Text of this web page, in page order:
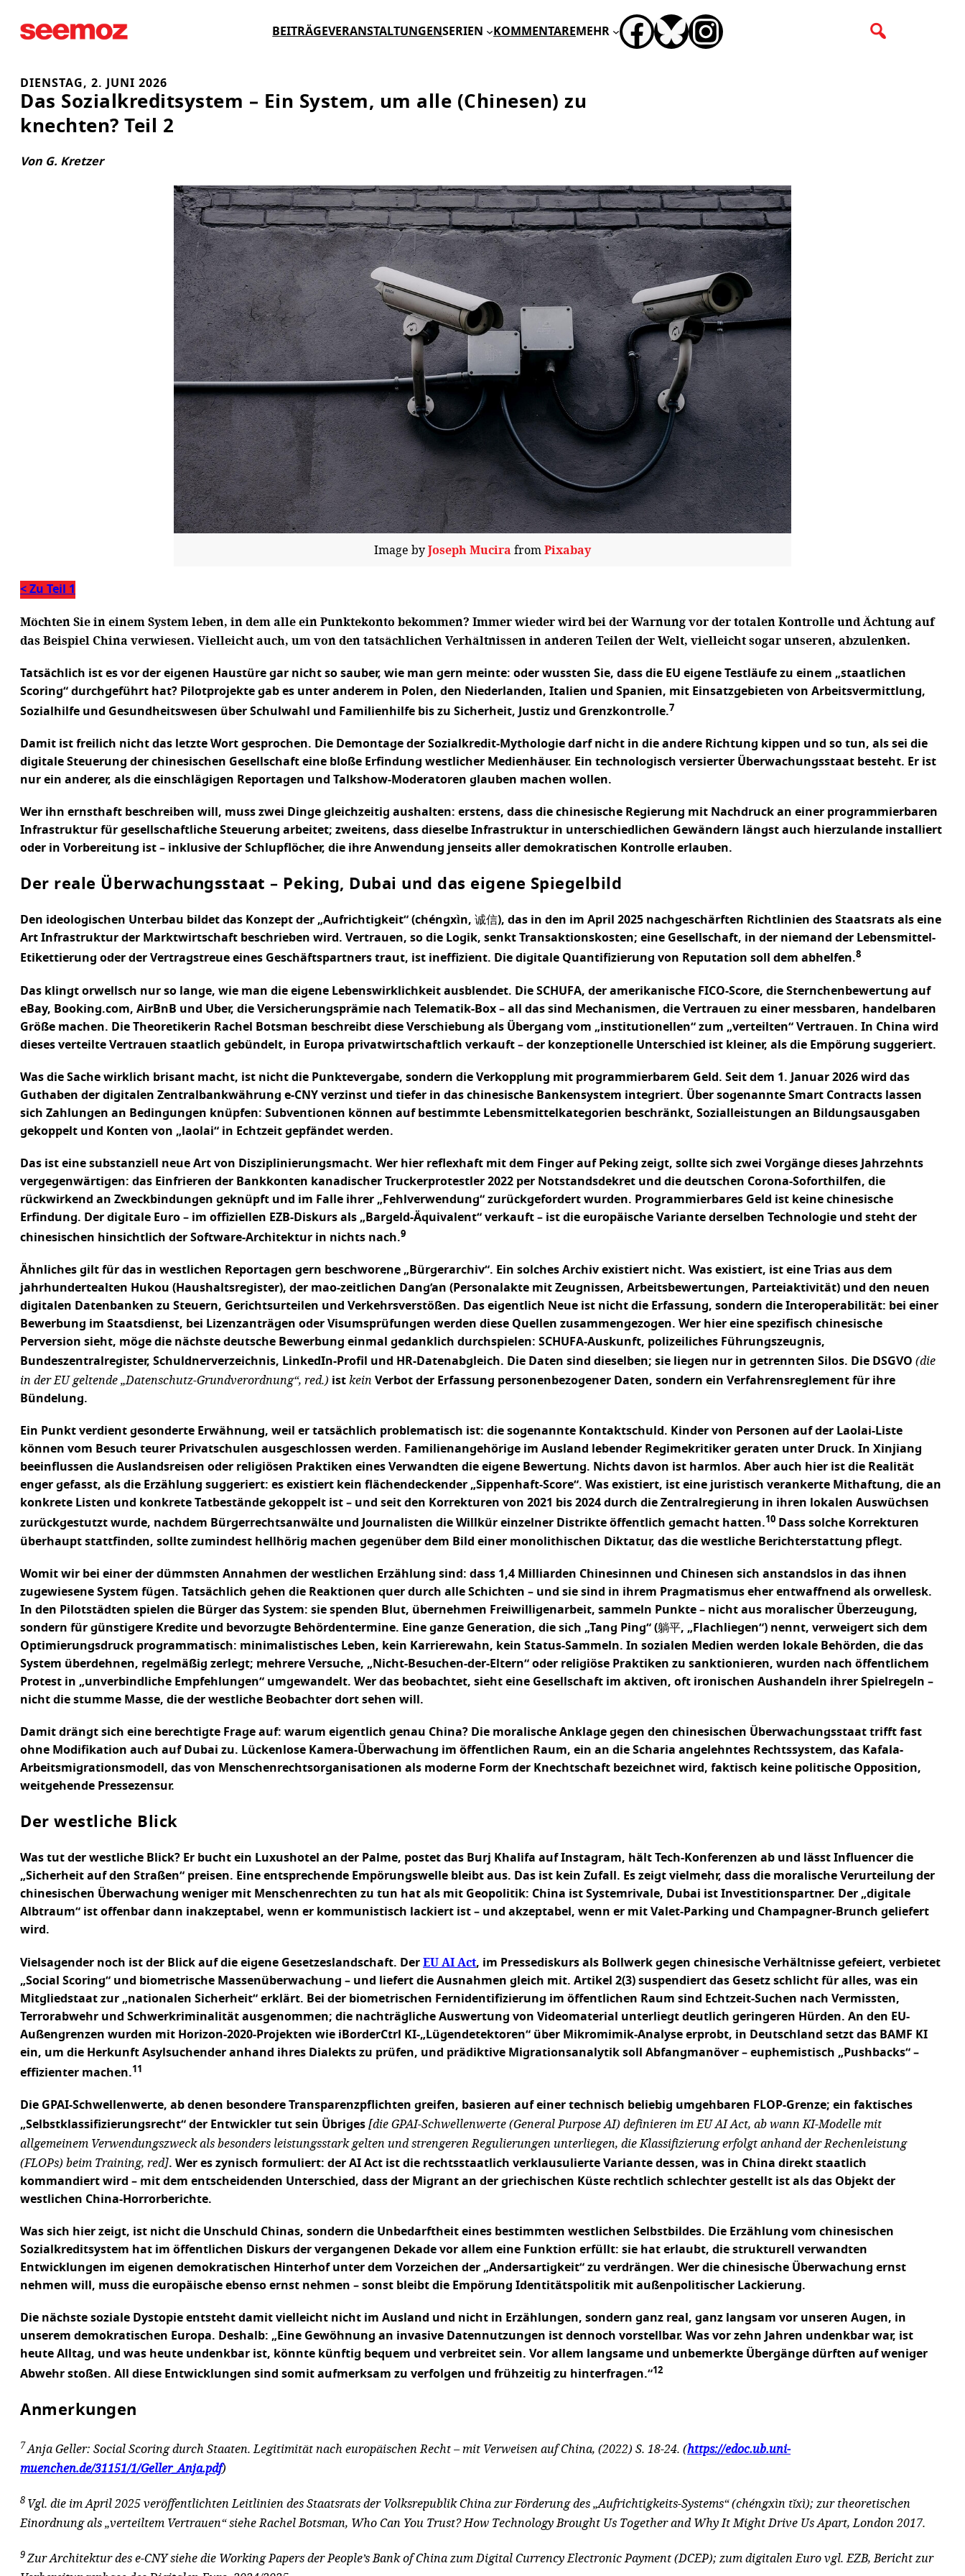
Inhalt
BEITRÄGEVERANSTALTUNGENSERIEN KOMMENTARE MEHR FACEBOOK
BLUESKYINSTAGRAM
DIENSTAG, 2. JUNI 2026
Das Sozialkreditsystem – Ein System, um alle (Chinesen) zu
knechten? Teil 2
Von G. Kretzer
Image byJoseph Mucira from Pixabay
< Zu Teil 1
Möchten Sie in einem System leben, in dem alle ein Punktekonto bekommen? Immer wieder wird bei der Warnung vor der totalen Kontrolle und Ächtung auf
das Beispiel China verwiesen. Vielleicht auch, um von den tatsächlichen Verhältnissen in anderen Teilen der Welt, vielleicht sogar unseren, abzulenken.
Tatsächlich ist es vor der eigenen Haustüre gar nicht so sauber, wie man gern meinte: oder wussten Sie, dass die EU eigene Testläufe zu einem „staatlichen
Scoring“ durchgeführt hat? Pilotprojekte gab es unter anderem in Polen, den Niederlanden, Italien und Spanien, mit Einsatzgebieten von Arbeitsvermittlung,
Sozialhilfe und Gesundheitswesen über Schulwahl und Familienhilfe bis zu Sicherheit, Justiz und Grenzkontrolle.7
Damit ist freilich nicht das letzte Wort gesprochen. Die Demontage der Sozialkredit-Mythologie darf nicht in die andere Richtung kippen und so tun, als sei die
digitale Steuerung der chinesischen Gesellschaft eine bloße Erfindung westlicher Medienhäuser. Ein technologisch versierter Überwachungsstaat besteht. Er ist
nur ein anderer, als die einschlägigen Reportagen und Talkshow-Moderatoren glauben machen wollen.
Wer ihn ernsthaft beschreiben will, muss zwei Dinge gleichzeitig aushalten: erstens, dass die chinesische Regierung mit Nachdruck an einer programmierbaren
Infrastruktur für gesellschaftliche Steuerung arbeitet; zweitens, dass dieselbe Infrastruktur in unterschiedlichen Gewändern längst auch hierzulande installiert
oder in Vorbereitung ist – inklusive der Schlupflöcher, die ihre Anwendung jenseits aller demokratischen Kontrolle erlauben.
Der reale Überwachungsstaat – Peking, Dubai und das eigene Spiegelbild
Den ideologischen Unterbau bildet das Konzept der „Aufrichtigkeit“ (chéngxìn, 诚信), das in den im April 2025 nachgeschärften Richtlinien des Staatsrats als eine
Art Infrastruktur der Marktwirtschaft beschrieben wird. Vertrauen, so die Logik, senkt Transaktionskosten; eine Gesellschaft, in der niemand der Lebensmittel-
Etikettierung oder der Vertragstreue eines Geschäftspartners traut, ist ineffizient. Die digitale Quantifizierung von Reputation soll dem abhelfen.8
Das klingt orwellsch nur so lange, wie man die eigene Lebenswirklichkeit ausblendet. Die SCHUFA, der amerikanische FICO-Score, die Sternchenbewertung auf
eBay, Booking.com, AirBnB und Uber, die Versicherungsprämie nach Telematik-Box – all das sind Mechanismen, die Vertrauen zu einer messbaren, handelbaren
Größe machen. Die Theoretikerin Rachel Botsman beschreibt diese Verschiebung als Übergang vom „institutionellen“ zum „verteilten“ Vertrauen. In China wird
dieses verteilte Vertrauen staatlich gebündelt, in Europa privatwirtschaftlich verkauft – der konzeptionelle Unterschied ist kleiner, als die Empörung suggeriert.
Was die Sache wirklich brisant macht, ist nicht die Punktevergabe, sondern die Verkopplung mit programmierbarem Geld. Seit dem 1. Januar 2026 wird das
Guthaben der digitalen Zentralbankwährung e-CNY verzinst und tiefer in das chinesische Bankensystem integriert. Über sogenannte Smart Contracts lassen
sich Zahlungen an Bedingungen knüpfen: Subventionen können auf bestimmte Lebensmittelkategorien beschränkt, Sozialleistungen an Bildungsausgaben
gekoppelt und Konten von „laolai“ in Echtzeit gepfändet werden.
Das ist eine substanziell neue Art von Disziplinierungsmacht. Wer hier reflexhaft mit dem Finger auf Peking zeigt, sollte sich zwei Vorgänge dieses Jahrzehnts
vergegenwärtigen: das Einfrieren der Bankkonten kanadischer Truckerprotestler 2022 per Notstandsdekret und die deutschen Corona-Soforthilfen, die
rückwirkend an Zweckbindungen geknüpft und im Falle ihrer „Fehlverwendung“ zurückgefordert wurden. Programmierbares Geld ist keine chinesische
Erfindung. Der digitale Euro – im offiziellen EZB-Diskurs als „Bargeld-Äquivalent“ verkauft – ist die europäische Variante derselben Technologie und steht der
chinesischen hinsichtlich der Software-Architektur in nichts nach.9
Ähnliches gilt für das in westlichen Reportagen gern beschworene „Bürgerarchiv“. Ein solches Archiv existiert nicht. Was existiert, ist eine Trias aus dem
jahrhundertealten Hukou (Haushaltsregister), der mao-zeitlichen Dang’an (Personalakte mit Zeugnissen, Arbeitsbewertungen, Parteiaktivität) und den neuen
digitalen Datenbanken zu Steuern, Gerichtsurteilen und Verkehrsverstößen. Das eigentlich Neue ist nicht die Erfassung, sondern die Interoperabilität: bei einer
Bewerbung im Staatsdienst, bei Lizenzanträgen oder Visumsprüfungen werden diese Quellen zusammengezogen. Wer hier eine spezifisch chinesische
Perversion sieht, möge die nächste deutsche Bewerbung einmal gedanklich durchspielen: SCHUFA-Auskunft, polizeiliches Führungszeugnis,
Bundeszentralregister, Schuldnerverzeichnis, LinkedIn-Profil und HR-Datenabgleich. Die Daten sind dieselben; sie liegen nur in getrennten Silos. Die DSGVO (die
in der EU geltende „Datenschutz-Grundverordnung“, red.) ist kein Verbot der Erfassung personenbezogener Daten, sondern ein Verfahrensreglement für ihre
Bündelung.
Ein Punkt verdient gesonderte Erwähnung, weil er tatsächlich problematisch ist: die sogenannte Kontaktschuld. Kinder von Personen auf der Laolai-Liste
können vom Besuch teurer Privatschulen ausgeschlossen werden. Familienangehörige im Ausland lebender Regimekritiker geraten unter Druck. In Xinjiang
beeinflussen die Auslandsreisen oder religiösen Praktiken eines Verwandten die eigene Bewertung. Nichts davon ist harmlos. Aber auch hier ist die Realität
enger gefasst, als die Erzählung suggeriert: es existiert kein flächendeckender „Sippenhaft-Score“. Was existiert, ist eine juristisch verankerte Mithaftung, die an
konkrete Listen und konkrete Tatbestände gekoppelt ist – und seit den Korrekturen von 2021 bis 2024 durch die Zentralregierung in ihren lokalen Auswüchsen
zurückgestutzt wurde, nachdem Bürgerrechtsanwälte und Journalisten die Willkür einzelner Distrikte öffentlich gemacht hatten.10 Dass solche Korrekturen
überhaupt stattfinden, sollte zumindest hellhörig machen gegenüber dem Bild einer monolithischen Diktatur, das die westliche Berichterstattung pflegt.
Womit wir bei einer der dümmsten Annahmen der westlichen Erzählung sind: dass 1,4 Milliarden Chinesinnen und Chinesen sich anstandslos in das ihnen
zugewiesene System fügen. Tatsächlich gehen die Reaktionen quer durch alle Schichten – und sie sind in ihrem Pragmatismus eher entwaffnend als orwellesk.
In den Pilotstädten spielen die Bürger das System: sie spenden Blut, übernehmen Freiwilligenarbeit, sammeln Punkte – nicht aus moralischer Überzeugung,
sondern für günstigere Kredite und bevorzugte Behördentermine. Eine ganze Generation, die sich „Tang Ping“ (躺平, „Flachliegen“) nennt, verweigert sich dem
Optimierungsdruck programmatisch: minimalistisches Leben, kein Karrierewahn, kein Status-Sammeln. In sozialen Medien werden lokale Behörden, die das
System überdehnen, regelmäßig zerlegt; mehrere Versuche, „Nicht-Besuchen-der-Eltern“ oder religiöse Praktiken zu sanktionieren, wurden nach öffentlichem
Protest in „unverbindliche Empfehlungen“ umgewandelt. Wer das beobachtet, sieht eine Gesellschaft im aktiven, oft ironischen Aushandeln ihrer Spielregeln –
nicht die stumme Masse, die der westliche Beobachter dort sehen will.
Damit drängt sich eine berechtigte Frage auf: warum eigentlich genau China? Die moralische Anklage gegen den chinesischen Überwachungsstaat trifft fast
ohne Modifikation auch auf Dubai zu. Lückenlose Kamera-Überwachung im öffentlichen Raum, ein an die Scharia angelehntes Rechtssystem, das Kafala-
Arbeitsmigrationsmodell, das von Menschenrechtsorganisationen als moderne Form der Knechtschaft bezeichnet wird, faktisch keine politische Opposition,
weitgehende Pressezensur.
Der westliche Blick
Was tut der westliche Blick? Er bucht ein Luxushotel an der Palme, postet das Burj Khalifa auf Instagram, hält Tech-Konferenzen ab und lässt Influencer die
„Sicherheit auf den Straßen“ preisen. Eine entsprechende Empörungswelle bleibt aus. Das ist kein Zufall. Es zeigt vielmehr, dass die moralische Verurteilung der
chinesischen Überwachung weniger mit Menschenrechten zu tun hat als mit Geopolitik: China ist Systemrivale, Dubai ist Investitionspartner. Der „digitale
Albtraum“ ist offenbar dann inakzeptabel, wenn er kommunistisch lackiert ist – und akzeptabel, wenn er mit Valet-Parking und Champagner-Brunch geliefert
wird.
Vielsagender noch ist der Blick auf die eigene Gesetzeslandschaft. Der EU AI Act, im Pressediskurs als Bollwerk gegen chinesische Verhältnisse gefeiert, verbietet
„Social Scoring“ und biometrische Massenüberwachung – und liefert die Ausnahmen gleich mit. Artikel 2(3) suspendiert das Gesetz schlicht für alles, was ein
Mitgliedstaat zur „nationalen Sicherheit“ erklärt. Bei der biometrischen Fernidentifizierung im öffentlichen Raum sind Echtzeit-Suchen nach Vermissten,
Terrorabwehr und Schwerkriminalität ausgenommen; die nachträgliche Auswertung von Videomaterial unterliegt deutlich geringeren Hürden. An den EU-
Außengrenzen wurden mit Horizon-2020-Projekten wie iBorderCtrl KI-„Lügendetektoren“ über Mikromimik-Analyse erprobt, in Deutschland setzt das BAMF KI
ein, um die Herkunft Asylsuchender anhand ihres Dialekts zu prüfen, und prädiktive Migrationsanalytik soll Abfangmanöver – euphemistisch „Pushbacks“ –
effizienter machen.11
Die GPAI-Schwellenwerte, ab denen besondere Transparenzpflichten greifen, basieren auf einer technisch beliebig umgehbaren FLOP-Grenze; ein faktisches
„Selbstklassifizierungsrecht“ der Entwickler tut sein Übriges [die GPAI-Schwellenwerte (General Purpose AI) definieren im EU AI Act, ab wann KI-Modelle mit
allgemeinem Verwendungszweck als besonders leistungsstark gelten und strengeren Regulierungen unterliegen, die Klassifizierung erfolgt anhand der Rechenleistung
(FLOPs) beim Training, red]. Wer es zynisch formuliert: der AI Act ist die rechtsstaatlich verklausulierte Variante dessen, was in China direkt staatlich
kommandiert wird – mit dem entscheidenden Unterschied, dass der Migrant an der griechischen Küste rechtlich schlechter gestellt ist als das Objekt der
westlichen China-Horrorberichte.
Was sich hier zeigt, ist nicht die Unschuld Chinas, sondern die Unbedarftheit eines bestimmten westlichen Selbstbildes. Die Erzählung vom chinesischen
Sozialkreditsystem hat im öffentlichen Diskurs der vergangenen Dekade vor allem eine Funktion erfüllt: sie hat erlaubt, die strukturell verwandten
Entwicklungen im eigenen demokratischen Hinterhof unter dem Vorzeichen der „Andersartigkeit“ zu verdrängen. Wer die chinesische Überwachung ernst
nehmen will, muss die europäische ebenso ernst nehmen – sonst bleibt die Empörung Identitätspolitik mit außenpolitischer Lackierung.
Die nächste soziale Dystopie entsteht damit vielleicht nicht im Ausland und nicht in Erzählungen, sondern ganz real, ganz langsam vor unseren Augen, in
unserem demokratischen Europa. Deshalb: „Eine Gewöhnung an invasive Datennutzungen ist dennoch vorstellbar. Was vor zehn Jahren undenkbar war, ist
heute Alltag, und was heute undenkbar ist, könnte künftig bequem und verbreitet sein. Vor allem langsame und unbemerkte Übergänge dürften auf weniger
Abwehr stoßen. All diese Entwicklungen sind somit aufmerksam zu verfolgen und frühzeitig zu hinterfragen.“12
Anmerkungen
7Anja Geller: Social Scoring durch Staaten. Legitimität nach europäischen Recht – mit Verweisen auf China, (2022) S. 18-24. (https://edoc.ub.uni-
muenchen.de/31151/1/Geller_Anja.pdf)
8 Vgl. die im April 2025 veröffentlichten Leitlinien des Staatsrats der Volksrepublik China zur Förderung des „Aufrichtigkeits-Systems“ (chéngxìn tǐxì); zur theoretischen
Einordnung als „verteiltem Vertrauen“ siehe Rachel Botsman, Who Can You Trust? How Technology Brought Us Together and Why It Might Drive Us Apart, London 2017.
9Zur Architektur des e-CNY siehe die Working Papers der People’s Bank of China zum Digital Currency Electronic Payment (DCEP); zum digitalen Euro vgl. EZB, Bericht zur